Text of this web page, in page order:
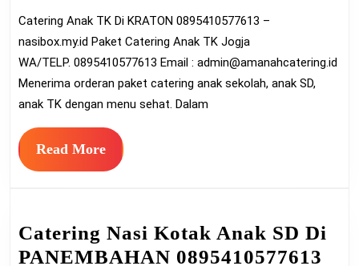
KRATON
0895410577613
Catering Anak TK Di KRATON 0895410577613 –
nasibox.my.id Paket Catering Anak TK Jogja
WA/TELP. 0895410577613 Email : admin@amanahcatering.id
Menerima orderan paket catering anak sekolah, anak SD,
anak TK dengan menu sehat. Dalam
Read MoreRead
More
Catering Nasi Kotak Anak SD Di
PANEMBAHAN 0895410577613